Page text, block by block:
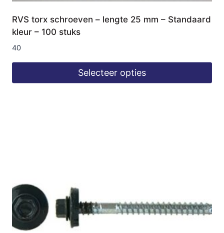
RVS torx schroeven – lengte 25 mm – Standaard
kleur – 100 stuks
40
Selecteer opties